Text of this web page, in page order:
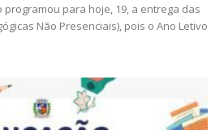
programou para hoje, 19, a entrega das
Não Presenciais), pois o Ano Letivo